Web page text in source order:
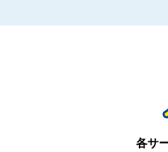
各サ